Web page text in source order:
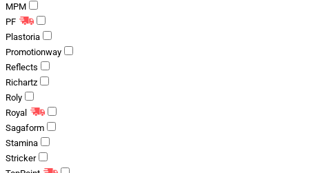
MPM
PF
Plastoria
Promotionway
Reflects
Richartz
Roly
Royal
Sagaform
Stamina
Stricker